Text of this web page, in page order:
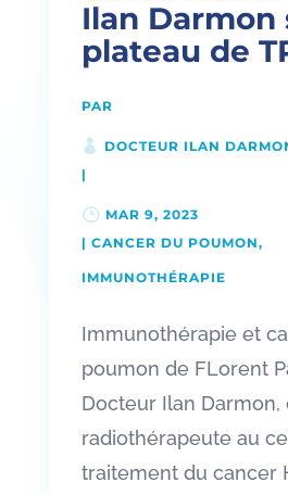
Ilan Darmon
plateau de
PAR
DOCTEUR ILAN
|
MAR 9, 2023
| CANCER DU POUMON,
IMMUNOTHÉRAPIE
Immunothérapie et
poumon de FLorent
Docteur Ilan
radiothérapeute au
traitement du cancer